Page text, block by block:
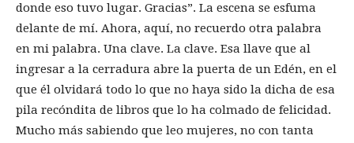
donde eso tuvo lugar. Gracias”. La escena se esfuma
delante de mí. Ahora, aquí, no recuerdo otra palabra
en mi palabra. Una clave. La clave. Esa llave que al
ingresar a la cerradura abre la puerta de un Edén, en el
que él olvidará todo lo que no haya sido la dicha de esa
pila recóndita de libros que lo ha colmado de felicidad.
Mucho más sabiendo que leo mujeres, no con tanta